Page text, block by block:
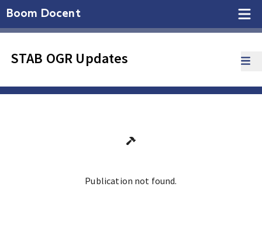
Boom Docent
STAB OGR Updates
Publication not found.